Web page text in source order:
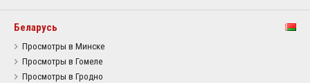
Беларусь
Просмотры в Минске
Просмотры в Гомеле
Просмотры в Гродно